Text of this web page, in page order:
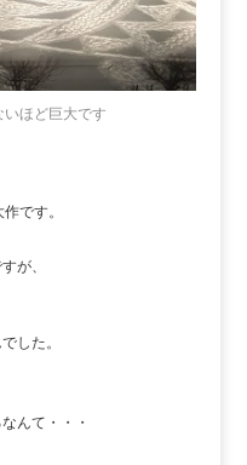
ほど巨大です
です。
が、
した。
んて・・・